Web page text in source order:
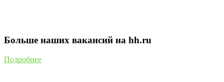
Больше наших вакансий на hh.ru
Подробнее